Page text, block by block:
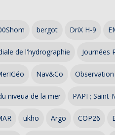
bergot DriX H-9
de l'hydrographie Journées
Nav&Co
niveua de la mer PAPI ;
ukho Argo COP26